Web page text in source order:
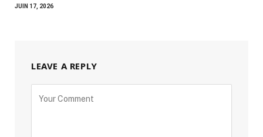
JUIN 17, 2026
LEAVE A REPLY